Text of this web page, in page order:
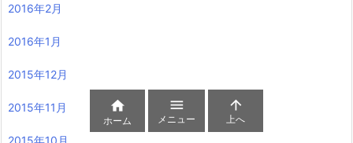
2016年2月
2016年1月
2015年12月
2015年11月
2015年10月

ホーム

メニュー

上へ